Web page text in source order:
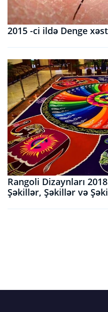
2015 -ci ildə Denge
Rangoli Dizaynları
Şəkillər, Şəkillər və